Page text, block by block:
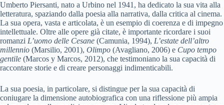
Umberto Piersanti, nato a Urbino nel 1941, ha dedicato la sua vita alla
letteratura, spaziando dalla poesia alla narrativa, dalla critica al cinema.
La sua opera, vasta e articolata, è un esempio di coerenza e di impegno
intellettuale. Oltre alle opere già citate, è importante ricordare i suoi
romanzi L’uomo delle Cesane (Camunia, 1994), L’estate dell’altro
millennio (Marsilio, 2001), Olimpo (Avagliano, 2006) e Cupo tempo
gentile (Marcos y Marcos, 2012), che testimoniano la sua capacità di
raccontare storie e di creare personaggi indimenticabili.
La sua poesia, in particolare, si distingue per la sua capacità di
coniugare la dimensione autobiografica con una riflessione più ampia